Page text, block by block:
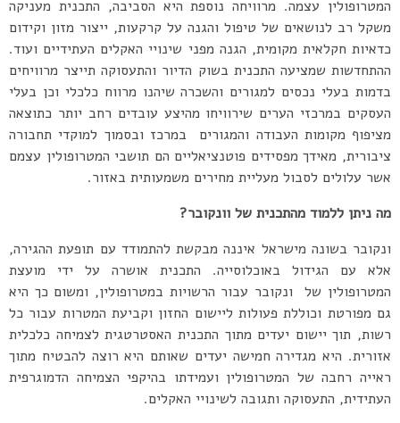
המטרופולין עצמה. מרוויחה נוספת היא הסביבה, התכנית מעניקה
משקל רב לנושאים של טיפול והגנה על קרקעות, ייצור מזון וקידום
כדאיות חקלאית מקומית, הגנה מפני שינויי האקלים העתידיים ועוד.
ההתחדשות שמציעה התכנית בשוק הדיור והתעסוקה תייצר מרוויחים
בדמות בעלי נכסים למגורים והשכרה שיהנו מרווח כלכלי וכן בעלי
העסקים במרכזי הערים שירוויחו מהיצע עובדים רחב יותר כתוצאה
מציפוף מקומות העבודה והמגורים במרכז ובסמוך למוקדי תחבורה
ציבורית, מאידך מפסידים פוטנציאליים הם תושבי המטרופולין עצמם
אשר עלולים לסבול מעליית מחירים משמעותית באזור.
מה ניתן ללמוד מהתכנית של וונקובר?
ונקובר בשונה מישראל איננה מבקשת להתמודד עם תופעת ההגירה,
אלא עם הגידול באוכלוסייה. התכנית אושרה על ידי מועצת
המטרופולין של ונקובר עבור הרשויות במטרופולין, ומשום כך היא
גם מפורטת וכוללת פעולות ליישום החזון וקביעת המטרות עבור כל
רשות, תוך יישום יעדים מתוך התכנית האסטרטגית לצמיחה כלכלית
אזורית. היא מגדירה חמישה יעדים שאותם היא רוצה להבטיח מתוך
ראייה רחבה של המטרופולין ועמידתו בהיקפי הצמיחה הדמוגרפית
העתידית, התעסוקה ותגובה לשינויי האקלים.